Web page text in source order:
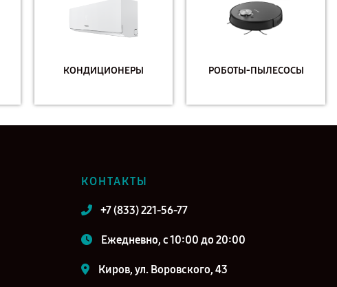
КОНДИЦИОНЕРЫ РОБОТЫ-ПЫЛЕСОСЫ
КОНТАКТЫ
+7 (833) 221-56-77
Ежедневно, с 10:00 до 20:00
Киров, ул. Воровского, 43